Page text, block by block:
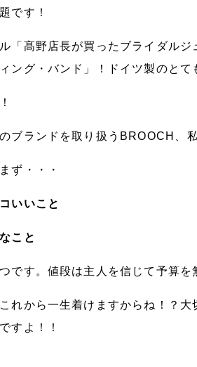
です！
「髙野店長が買ったブライダル
ング・バンド」！ドイツ製のと
ブランドを取り扱うBROOCH、
ず・・・
いいこと
こと
です。値段は主人を信じて予算
れから一生着けますからね！？
すよ！！